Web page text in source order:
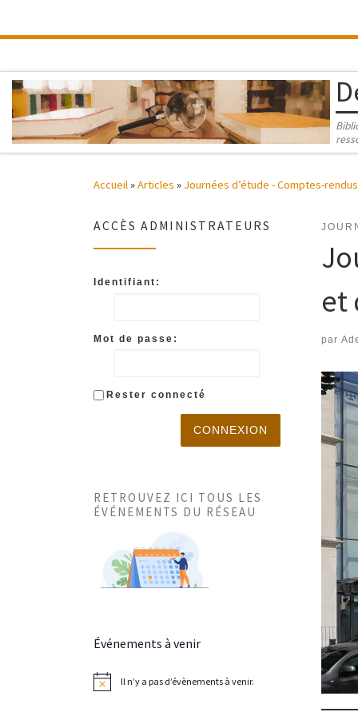
Accueil»Articles » Journées d’étude - Comptes-rendus
et
par
ACCÈS ADMINISTRATEURS
Identifiant:
Mot de passe:
Rester connecté
CONNEXION
RETROUVEZ ICI TOUS LES
ÉVÉNEMENTS DU RÉSEAU
Événements à venir
Il n’y a pas d’évènements à venir.